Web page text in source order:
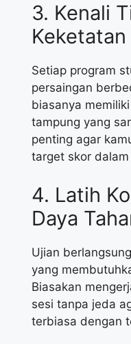
3. Kenali
Setiap program
persaingan
biasanya
tampung yang
penting agar
target skor dalam
4. Latih
Daya
Ujian
yang
Biasakan
sesi tanpa jeda
terbiasa dengan